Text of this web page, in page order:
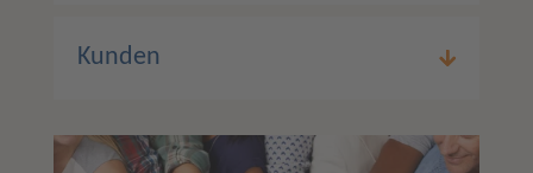
Kunden